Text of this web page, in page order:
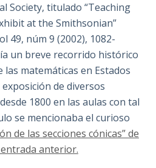
Society, titulado “Teaching
at the Smithsonian”
49, núm 9 (2002), 1082-
un breve recorrido histórico
matemáticas en Estados
de diversos
1800 en las aulas con tal
se mencionaba el curioso
de las secciones cónicas” de
anterior.